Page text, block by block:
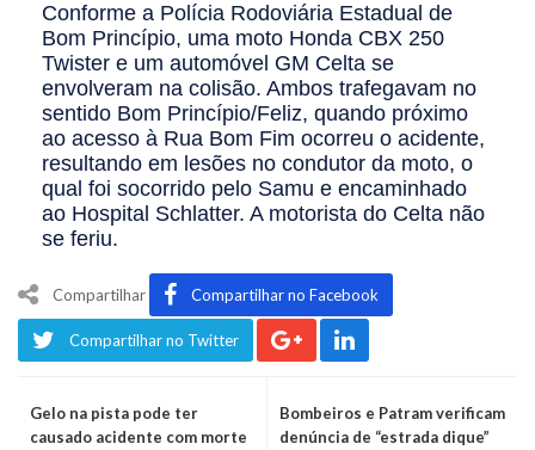
Conforme a Polícia Rodoviária Estadual de
Bom Princípio, uma moto Honda CBX 250
Twister e um automóvel GM Celta se
envolveram na colisão. Ambos trafegavam no
sentido Bom Princípio/Feliz, quando próximo
ao acesso à Rua Bom Fim ocorreu o acidente,
resultando em lesões no condutor da moto, o
qual foi socorrido pelo Samu e encaminhado
ao Hospital Schlatter. A motorista do Celta não
se feriu.
Compartilhar Compartilhar no Facebook
Compartilhar no Twitter
Gelo na pista pode ter
causado acidente com morte
Bombeiros e Patram verificam
denúncia de “estrada dique”